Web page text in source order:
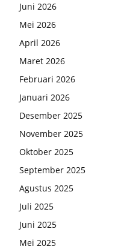
Juni 2026
Mei 2026
April 2026
Maret 2026
Februari 2026
Januari 2026
Desember 2025
November 2025
Oktober 2025
September 2025
Agustus 2025
Juli 2025
Juni 2025
Mei 2025